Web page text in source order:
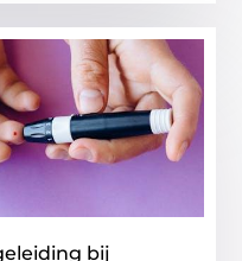
bij